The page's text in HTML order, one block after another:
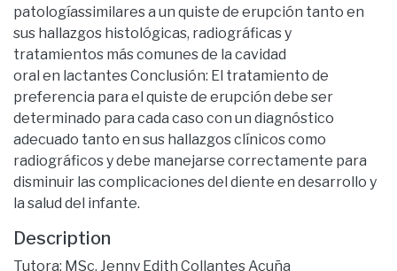
patologíassimilares a un quiste de erupción tanto en
sus hallazgos histológicas, radiográficas y
tratamientos más comunes de la cavidad
oral en lactantes Conclusión: El tratamiento de
preferencia para el quiste de erupción debe ser
determinado para cada caso con un diagnóstico
adecuado tanto en sus hallazgos clínicos como
radiográficos y debe manejarse correctamente para
disminuir las complicaciones del diente en desarrollo y
la salud del infante.
Description
Tutora: MSc. Jenny Edith Collantes Acuña